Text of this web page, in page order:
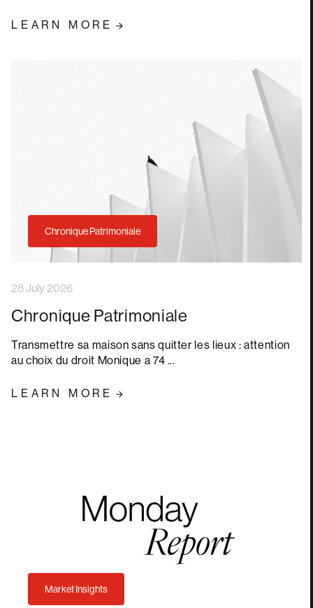
LEARN MORE
Chronique Patrimoniale
28 July 2026
Chronique Patrimoniale
Transmettre sa maison sans quitter les lieux : attention
au choix du droit Monique a 74 ...
LEARN MORE
Market Insights